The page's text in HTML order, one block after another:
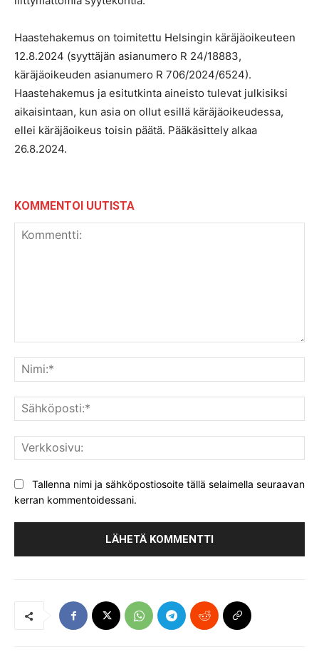
Haastehakemus on toimitettu Helsingin käräjäoikeuteen
12.8.2024 (syyttäjän asianumero R 24/18883,
käräjäoikeuden asianumero R 706/2024/6524).
Haastehakemus ja esitutkinta aineisto tulevat julkisiksi
aikaisintaan, kun asia on ollut esillä käräjäoikeudessa,
ellei käräjäoikeus toisin päätä. Pääkäsittely alkaa
26.8.2024.
KOMMENTOI UUTISTA
Tallenna nimi ja sähköpostiosoite tällä selaimella seuraavan
kerran kommentoidessani.